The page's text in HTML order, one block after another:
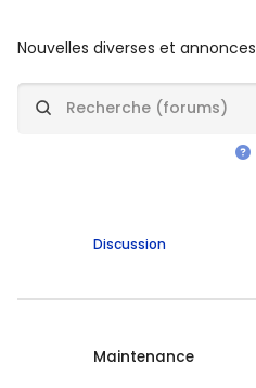
Blocs
Conditions d’achèvement
Nouvelles diverses et annonces
Recherche (forums)
Discussion
Maintenance